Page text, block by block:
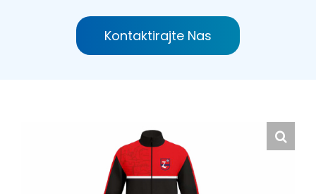
Kontaktirajte Nas